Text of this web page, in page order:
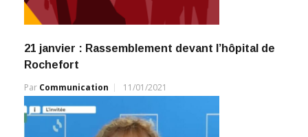
21 janvier : Rassemblement devant l’hôpital de
Rochefort
Par Communication 11/01/2021